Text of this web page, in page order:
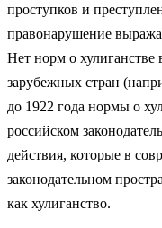
проступков и
правонарушение
Нет норм о хулиганстве
зарубежных стран
до 1922 года нормы о
российском
действия, которые в
законодательном
как хулиганство.